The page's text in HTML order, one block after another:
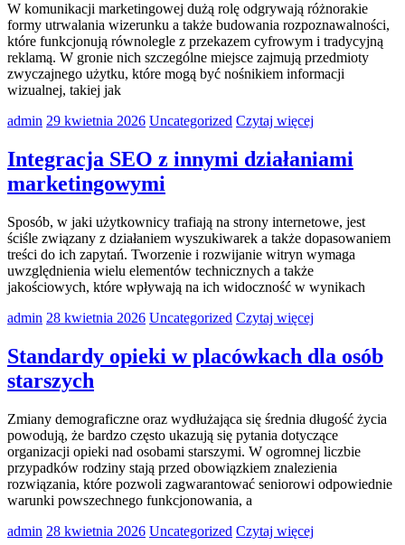
W komunikacji marketingowej dużą rolę odgrywają różnorakie
formy utrwalania wizerunku a także budowania rozpoznawalności,
które funkcjonują równolegle z przekazem cyfrowym i tradycyjną
reklamą. W gronie nich szczególne miejsce zajmują przedmioty
zwyczajnego użytku, które mogą być nośnikiem informacji
wizualnej, takiej jak
admin 29 kwietnia 2026 Uncategorized Czytaj więcej
Integracja SEO z innymi działaniami
marketingowymi
Sposób, w jaki użytkownicy trafiają na strony internetowe, jest
ściśle związany z działaniem wyszukiwarek a także dopasowaniem
treści do ich zapytań. Tworzenie i rozwijanie witryn wymaga
uwzględnienia wielu elementów technicznych a także
jakościowych, które wpływają na ich widoczność w wynikach
admin 28 kwietnia 2026 Uncategorized Czytaj więcej
Standardy opieki w placówkach dla osób
starszych
Zmiany demograficzne oraz wydłużająca się średnia długość życia
powodują, że bardzo często ukazują się pytania dotyczące
organizacji opieki nad osobami starszymi. W ogromnej liczbie
przypadków rodziny stają przed obowiązkiem znalezienia
rozwiązania, które pozwoli zagwarantować seniorowi odpowiednie
warunki powszechnego funkcjonowania, a
admin 28 kwietnia 2026 Uncategorized Czytaj więcej